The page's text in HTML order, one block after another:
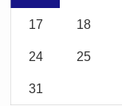
17 18
24 25
31